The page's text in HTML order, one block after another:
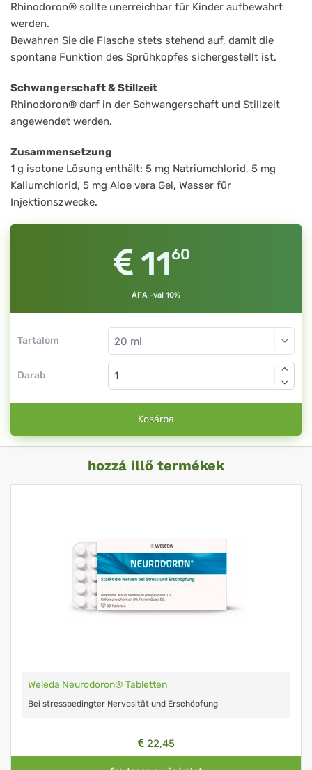
Rhinodoron® sollte unerreichbar für Kinder aufbewahrt
werden.
Bewahren Sie die Flasche stets stehend auf, damit die
spontane Funktion des Sprühkopfes sichergestellt ist.
Schwangerschaft & Stillzeit
Rhinodoron® darf in der Schwangerschaft und Stillzeit
angewendet werden.
Zusammensetzung
1 g isotone Lösung enthält: 5 mg Natriumchlorid, 5 mg
Kaliumchlorid, 5 mg Aloe vera Gel, Wasser für
Injektionszwecke.
1160
ÁFA -val 10%
Tartalom
Darab
Kosárba
hozzá illő termékek
Weleda Neurodoron® Tabletten
Bei stressbedingter Nervosität und Erschöpfung
22,45